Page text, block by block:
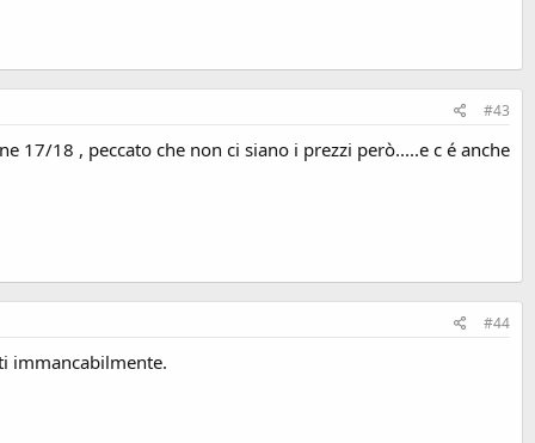
#43
18 , peccato che non ci siano i prezzi però.....e c é anche
#44
immancabilmente.